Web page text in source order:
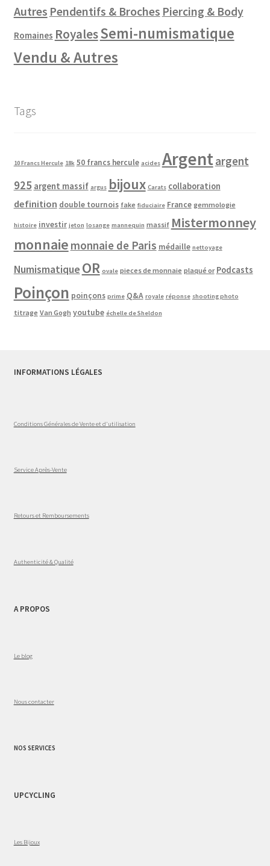
Autres Pendentifs & Broches Piercing & Body
Romaines RoyalesSemi-numismatique
Vendu & Autres
Tags
10 Francs Hercule 18k 50 francs hercule acides Argentargent
925 argent massif argus bijoux Carats collaboration
definition double tournois fake fiduciaire France gemmologie
histoire investir jeton losange mannequin massif Mistermonney
monnaie monnaie de Paris médaille nettoyage
Numismatique OR ovale pieces de monnaie plaqué or Podcasts
Poinçon poinçons prime Q&A royale réponse shooting photo
titrage Van Gogh youtube échelle de Sheldon
INFORMATIONS LÉGALES
Conditions Générales de Vente et d'utilisation
Service Après-Vente
Retours et Remboursements
Authenticité & Qualité
A PROPOS
Le blog
Nous contacter
NOS SERVICES
UPCYCLING
Les Bijoux